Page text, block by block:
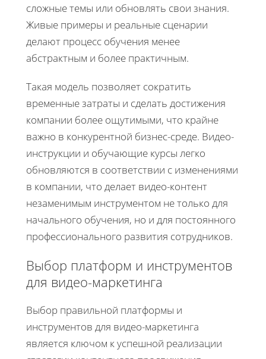
сложные темы или обновлять свои знания.
Живые примеры и реальные сценарии
делают процесс обучения менее
абстрактным и более практичным.
Такая модель позволяет сократить
временные затраты и сделать достижения
компании более ощутимыми, что крайне
важно в конкурентной бизнес-среде. Видео-
инструкции и обучающие курсы легко
обновляются в соответствии с изменениями
в компании, что делает видео-контент
незаменимым инструментом не только для
начального обучения, но и для постоянного
профессионального развития сотрудников.
Выбор платформ и инструментов
для видео-маркетинга
Выбор правильной платформы и
инструментов для видео-маркетинга
является ключом к успешной реализации